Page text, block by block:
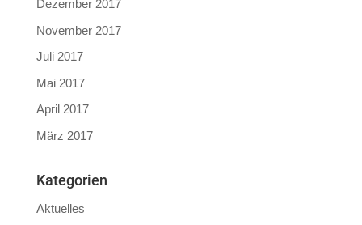
Dezember 2017
November 2017
Juli 2017
Mai 2017
April 2017
März 2017
Kategorien
Aktuelles